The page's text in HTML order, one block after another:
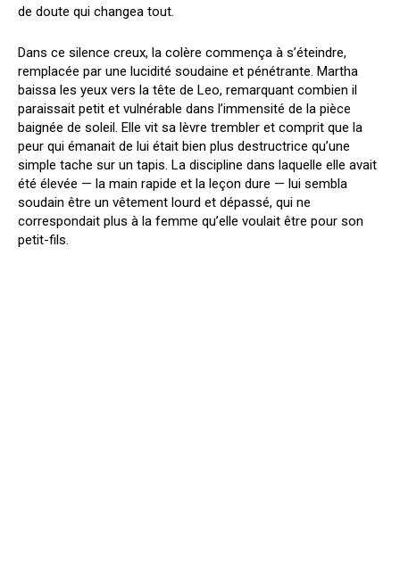
de doute qui changea tout.
Dans ce silence creux, la colère commença à s’éteindre,
remplacée par une lucidité soudaine et pénétrante. Martha
baissa les yeux vers la tête de Leo, remarquant combien il
paraissait petit et vulnérable dans l’immensité de la pièce
baignée de soleil. Elle vit sa lèvre trembler et comprit que la
peur qui émanait de lui était bien plus destructrice qu’une
simple tache sur un tapis. La discipline dans laquelle elle avait
été élevée — la main rapide et la leçon dure — lui sembla
soudain être un vêtement lourd et dépassé, qui ne
correspondait plus à la femme qu’elle voulait être pour son
petit-fils.